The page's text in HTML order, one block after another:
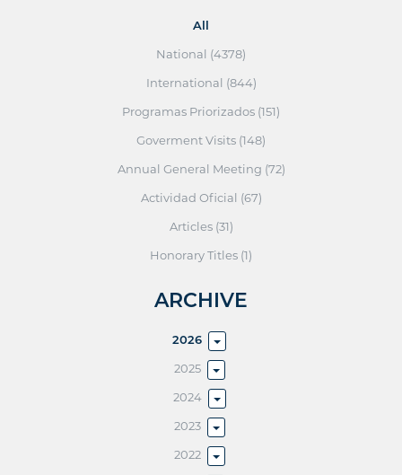
All
National (4378)
International (844)
Programas Priorizados (151)
Goverment Visits (148)
Annual General Meeting (72)
Actividad Oficial (67)
Articles (31)
Honorary Titles (1)
ARCHIVE
2026
2025
2024
2023
2022